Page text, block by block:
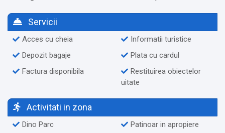
Servicii
Acces cu cheia
Depozit bagaje
Factura disponibila
Informatii turistice
Plata cu cardul
Restituirea obiectelor
uitate
Activitati in zona
Dino Parc
Patinoar in apropiere